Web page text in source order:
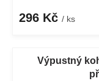
296 Kč / ks
Výpustný